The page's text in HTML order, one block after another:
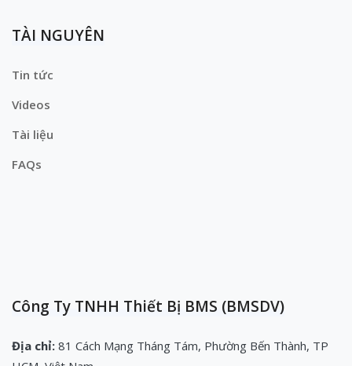
TÀI NGUYÊN
Tin tức
Videos
Tài liệu
FAQs
Công Ty TNHH Thiết Bị BMS (BMSDV)
Địa chỉ: 81 Cách Mạng Tháng Tám, Phường Bến Thành, TP